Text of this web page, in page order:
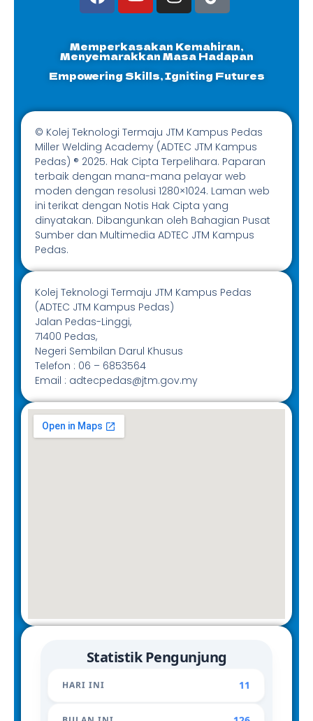
Memperkasakan Kemahiran,
Menyemarakkan Masa Hadapan
Empowering Skills, Igniting Futures
© Kolej Teknologi Termaju JTM Kampus Pedas
Miller Welding Academy (ADTEC JTM Kampus
Pedas) ® 2025. Hak Cipta Terpelihara. Paparan
terbaik dengan mana-mana pelayar web
moden dengan resolusi 1280×1024. Laman web
ini terikat dengan Notis Hak Cipta yang
dinyatakan. Dibangunkan oleh Bahagian Pusat
Sumber dan Multimedia ADTEC JTM Kampus
Pedas.
Kolej Teknologi Termaju JTM Kampus Pedas
(ADTEC JTM Kampus Pedas)
Jalan Pedas-Linggi,
71400 Pedas,
Negeri Sembilan Darul Khusus
Telefon : 06 – 6853564
Email : adtecpedas@jtm.gov.my
Statistik Pengunjung
HARI INI 11